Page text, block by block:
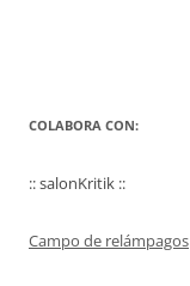
COLABORA CON:
:: salonKritik ::
Campo de relámpagos